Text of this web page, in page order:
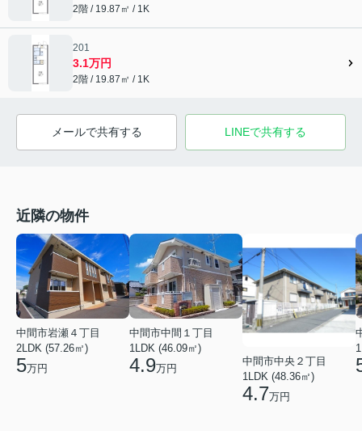
2階 / 19.87㎡ / 1K
201
3.1万円
2階 / 19.87㎡ / 1K
メールで共有する LINEで共有する
近隣の物件
中間市岩瀬４丁目
2LDK (57.26㎡)
5万円
中間市中間１丁目
1LDK (46.09㎡)
4.9万円
中間市中央２丁目
1LDK (48.36㎡)
4.7万円